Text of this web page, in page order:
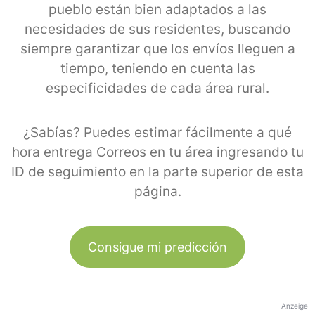
pueblo están bien adaptados a las
necesidades de sus residentes, buscando
siempre garantizar que los envíos lleguen a
tiempo, teniendo en cuenta las
especificidades de cada área rural.
¿Sabías? Puedes estimar fácilmente a qué
hora entrega Correos en tu área ingresando tu
ID de seguimiento en la parte superior de esta
página.
Consigue mi predicción
Anzeige